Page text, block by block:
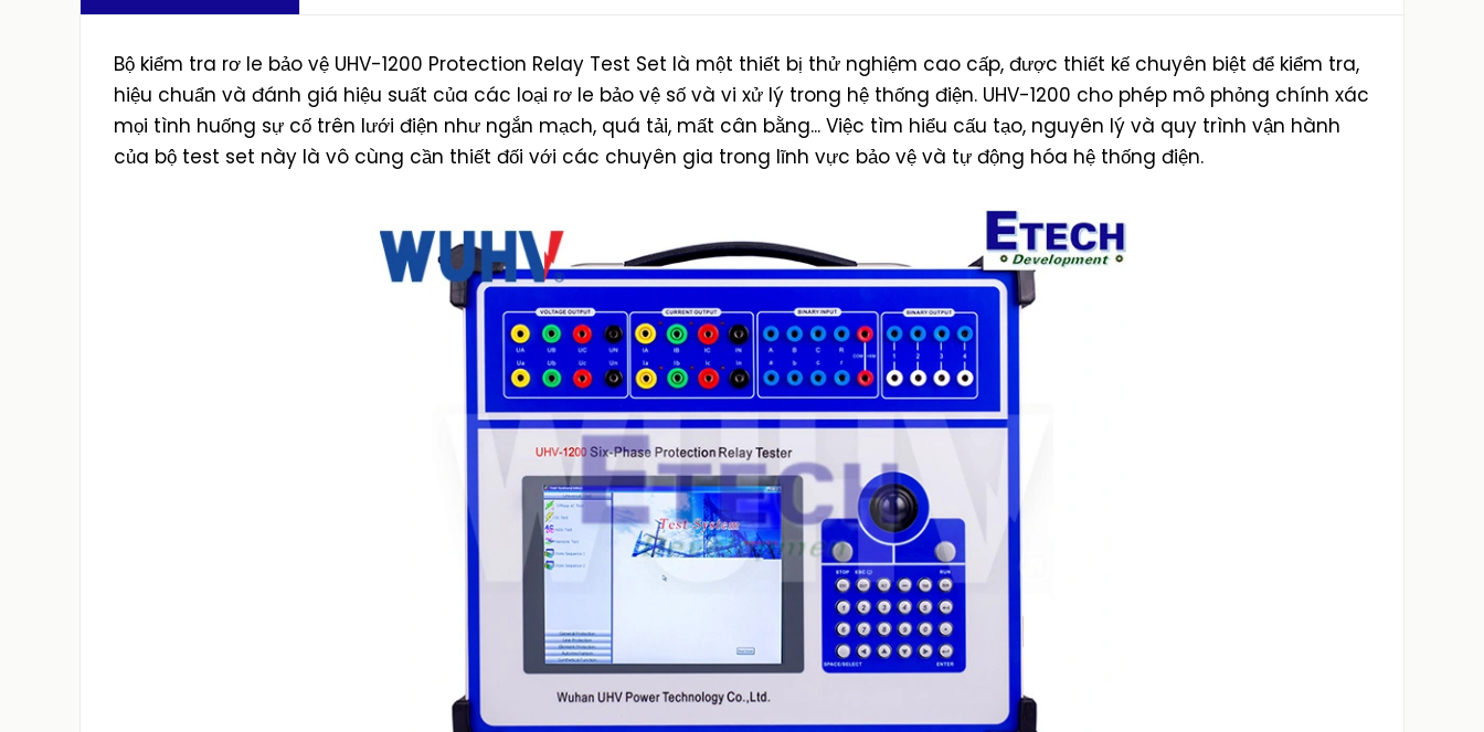
Bộ kiểm tra rơ le bảo vệ UHV-1200 Protection Relay Test Set là một thiết bị thử nghiệm cao cấp, được thiết kế chuyên biệt để kiểm tra,
hiệu chuẩn và đánh giá hiệu suất của các loại rơ le bảo vệ số và vi xử lý trong hệ thống điện. UHV-1200 cho phép mô phỏng chính xác
mọi tình huống sự cố trên lưới điện như ngắn mạch, quá tải, mất cân bằng... Việc tìm hiểu cấu tạo, nguyên lý và quy trình vận hành
của bộ test set này là vô cùng cần thiết đối với các chuyên gia trong lĩnh vực bảo vệ và tự động hóa hệ thống điện.